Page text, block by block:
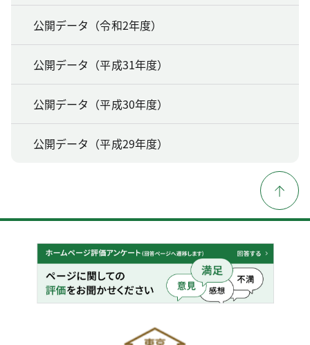
公開データ（令和2年度）
公開データ（平成31年度）
公開データ（平成30年度）
公開データ（平成29年度）